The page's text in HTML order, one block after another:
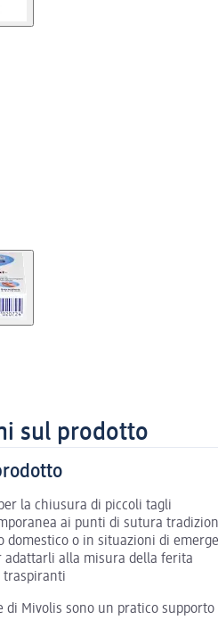
sul prodotto
la chiusura di piccoli tagli
ai punti di sutura
domestico o in situazioni di
adattarli alla misura della ferita
traspiranti
di Mivolis sono un pratico